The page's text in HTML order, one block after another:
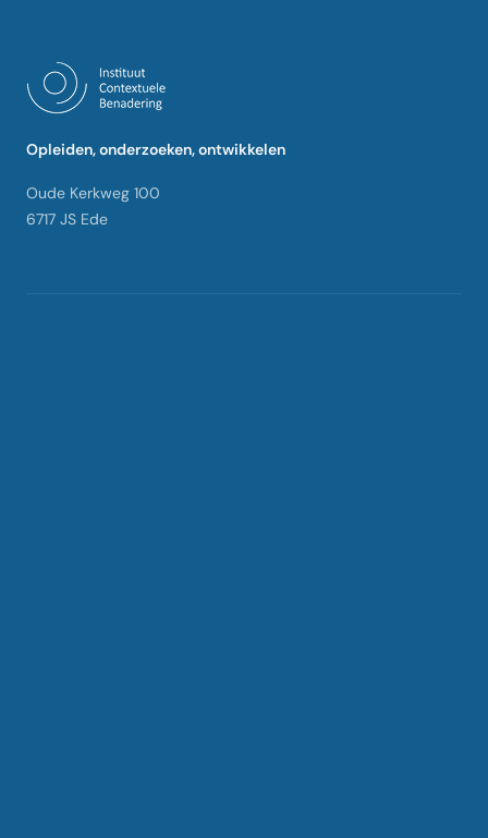
Opleiden, onderzoeken, ontwikkelen
Oude Kerkweg 100
6717 JS Ede